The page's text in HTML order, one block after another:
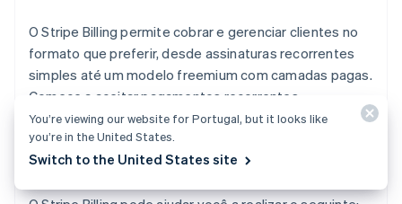
O Stripe Billing permite cobrar e gerenciar clientes no
formato que preferir, desde assinaturas recorrentes
simples até um modelo freemium com camadas pagas.
Comece a aceitar pagamentos recorrentes
globalmente em minutos — sem necessidade de
código — ou crie uma integração personalizada usando
a API.
You’re viewing our website for Portugal, but it looks like
you’re in the United States.
Switch to the United States site